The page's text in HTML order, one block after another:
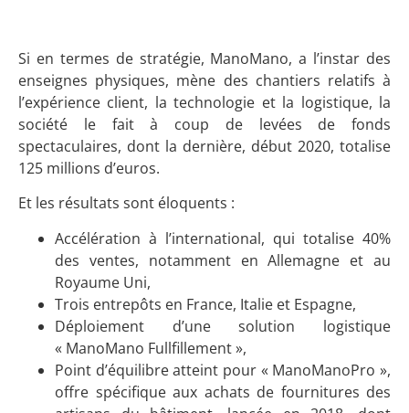
Si en termes de stratégie, ManoMano, a l’instar des
enseignes physiques, mène des chantiers relatifs à
l’expérience client, la technologie et la logistique, la
société le fait à coup de levées de fonds
spectaculaires, dont la dernière, début 2020, totalise
125 millions d’euros.
Et les résultats sont éloquents :
Accélération à l’international, qui totalise 40%
des ventes, notamment en Allemagne et au
Royaume Uni,
Trois entrepôts en France, Italie et Espagne,
Déploiement d’une solution logistique
« ManoMano Fullfillement »,
Point d’équilibre atteint pour « ManoManoPro »,
offre spécifique aux achats de fournitures des